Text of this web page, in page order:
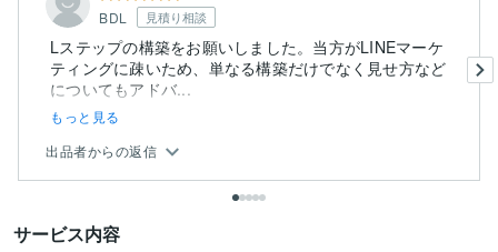
BDL 見積り相談
Lステップの構築をお願いしました。当方がLINEマーケ
ティングに疎いため、単なる構築だけでなく見せ方など
についてもアドバ...
もっと見る
出品者からの返信
サービス内容